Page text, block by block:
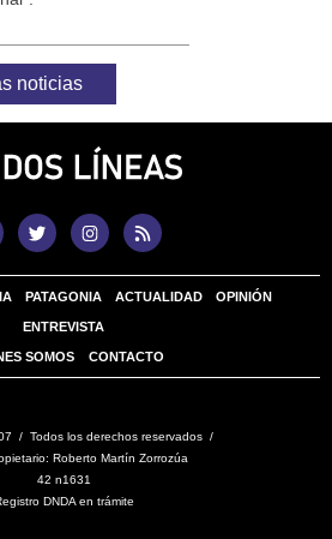
noticias
PATAGONIA ACTUALIDAD OPINIÓN
ENTREVISTA
SOMOS CONTACTO
/ Todos los derechos reservados /
Roberto Martín Zorrozúa
42 n1631
DNDA en trámite